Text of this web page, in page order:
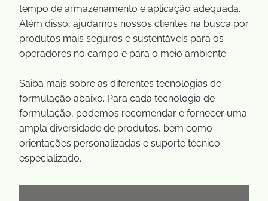
tempo de armazenamento e aplicação adequada.
Além disso, ajudamos nossos clientes na busca por
produtos mais seguros e sustentáveis para os
operadores no campo e para o meio ambiente.
Saiba mais sobre as diferentes tecnologias de
formulação abaixo. Para cada tecnologia de
formulação, podemos recomendar e fornecer uma
ampla diversidade de produtos, bem como
orientações personalizadas e suporte técnico
especializado.